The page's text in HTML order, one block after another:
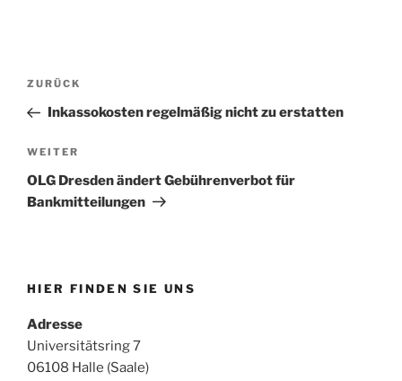
Beitragsnavigation
Vorheriger
Beitrag
ZURÜCK
Inkassokosten regelmäßig nicht zu erstatten
Nächster
Beitrag
WEITER
OLG Dresden ändert Gebührenverbot für
Bankmitteilungen
HIER FINDEN SIE UNS
Adresse
Universitätsring 7
06108 Halle (Saale)